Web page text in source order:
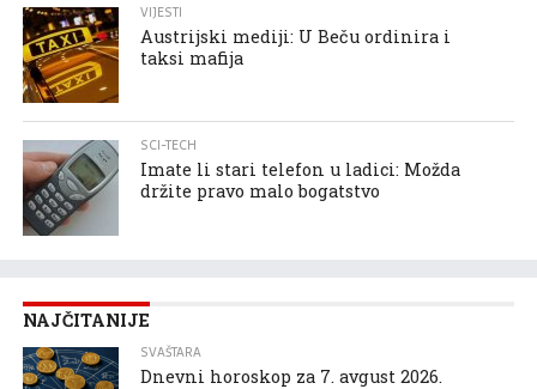
VIJESTI
Austrijski mediji: U Beču ordinira i
taksi mafija
SCI-TECH
Imate li stari telefon u ladici: Možda
držite pravo malo bogatstvo
NAJČITANIJE
SVAŠTARA
Dnevni horoskop za 7. avgust 2026.